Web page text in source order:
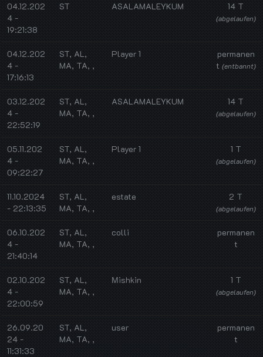
04.12.202
4 -
19:21:38
ST ASALAMALEYKUM 14 T
(abgelaufen)
04.12.202
4 -
17:16:13
ST, AL,
MA, TA, ,
Player 1
permanen
t (entbannt)
03.12.202
4 -
22:52:19
ST, AL,
MA, TA, ,
ASALAMALEYKUM 14 T
(abgelaufen)
05.11.202
4 -
09:22:27
ST, AL,
MA, TA, ,
Player 1 1 T
(abgelaufen)
11.10.2024
- 22:13:35
ST, AL,
MA, TA, ,
estate 2 T
(abgelaufen)
06.10.202
4 -
21:40:14
ST, AL,
MA, TA, ,
colli
permanen
t
02.10.202
4 -
22:00:59
ST, AL,
MA, TA, ,
Мishkin 1 T
(abgelaufen)
26.09.20
24 -
11:31:33
ST, AL,
MA, TA, ,
user
permanen
t